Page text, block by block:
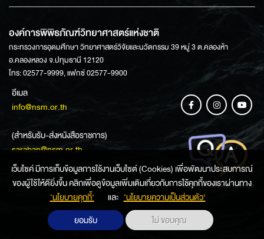
องค์การพิพิธภัณฑ์วิทยาศาสตร์แห่งชาติ
กระทรวงการอุดมศึกษา วิทยาศาสตร์วิจัยและนวัตกรรม 39 หมู่ 3 ต.คลองห้า
อ.คลองหลวง จ.ปทุมธานี 12120
โทร: 02577-9999, แฟกซ์ 02577-9900
อีเมล
info@nsm.or.th
(สำหรับรับ-ส่งหนังสือราชการ)
saraban@nsm.or.th
ช่องทางการสอบถามข้อมูล
เว็บไซค์ มีการเก็บข้อมูลการใช้งานเว็บไซต์ (Cookies) เพื่อพัฒนาประสบการณ์
ของผู้ใช้ให้ดียิ่งขึ้น คลิกเพื่อดูข้อมูลเพิ่มเติมเกี่ยวกับการใช้คุกกี้ของเราผ่านทาง
‘นโยบายคุกกี้’
และ ‘นโยบายความเป็นส่วนตัว'
ยอมรับ
ไม่ ขอบคุณ